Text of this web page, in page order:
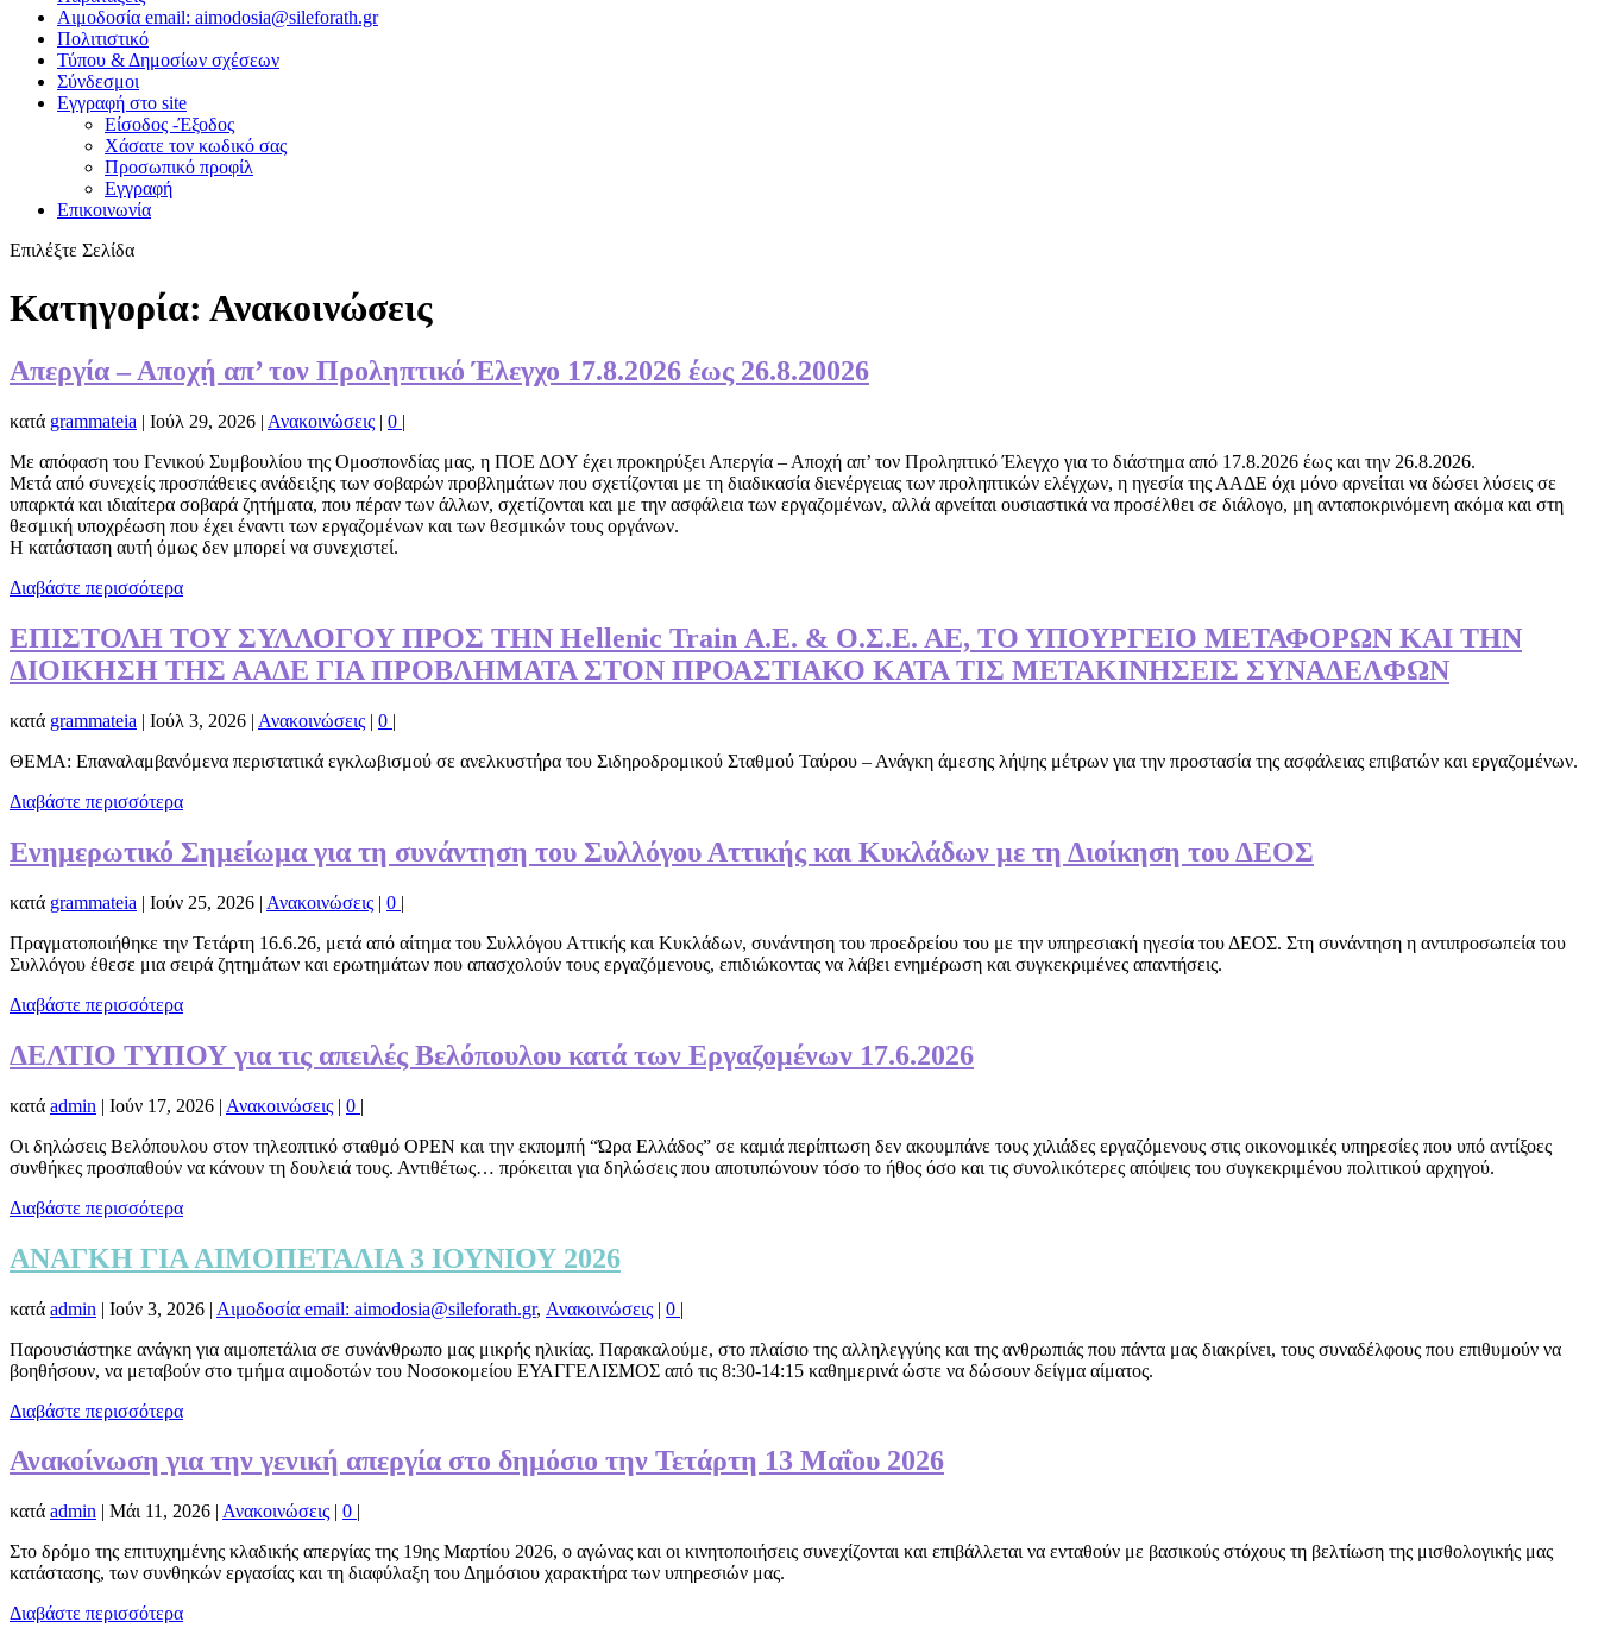
Αιμοδοσία email: aimodosia@sileforath.gr
Πολιτιστικό
Τύπου & Δημοσίων σχέσεων
Σύνδεσμοι
Εγγραφή στο site
Είσοδος -Έξοδος
Χάσατε τον κωδικό σας
Προσωπικό προφίλ
Εγγραφή
Επικοινωνία
Επιλέξτε Σελίδα
Κατηγορία: Ανακοινώσεις
Απεργία – Αποχή απ’ τον Προληπτικό Έλεγχο 17.8.2026 έως 26.8.20026
κατά grammateia | Ιούλ 29, 2026 | Ανακοινώσεις | 0 |
Με απόφαση του Γενικού Συμβουλίου της Ομοσπονδίας μας, η ΠΟΕ ΔΟY έχει προκηρύξει Απεργία – Αποχή απ’ τον Προληπτικό Έλεγχο για το διάστημα από 17.8.2026 έως και την 26.8.2026.
Μετά από συνεχείς προσπάθειες ανάδειξης των σοβαρών προβλημάτων που σχετίζονται με τη διαδικασία διενέργειας των προληπτικών ελέγχων, η ηγεσία της ΑΑΔΕ όχι μόνο αρνείται να δώσει λύσεις σε
υπαρκτά και ιδιαίτερα σοβαρά ζητήματα, που πέραν των άλλων, σχετίζονται και με την ασφάλεια των εργαζομένων, αλλά αρνείται ουσιαστικά να προσέλθει σε διάλογο, μη ανταποκρινόμενη ακόμα και στη
θεσμική υποχρέωση που έχει έναντι των εργαζομένων και των θεσμικών τους οργάνων.
Η κατάσταση αυτή όμως δεν μπορεί να συνεχιστεί.
Διαβάστε περισσότερα
ΕΠΙΣΤΟΛΗ ΤΟΥ ΣΥΛΛΟΓΟΥ ΠΡΟΣ ΤΗΝ Hellenic Train Α.Ε. & Ο.Σ.Ε. ΑΕ, ΤΟ ΥΠΟΥΡΓΕΙΟ ΜΕΤΑΦΟΡΩΝ ΚΑΙ ΤΗΝ
ΔΙΟΙΚΗΣΗ ΤΗΣ ΑΑΔΕ ΓΙΑ ΠΡΟΒΛΗΜΑΤΑ ΣΤΟΝ ΠΡΟΑΣΤΙΑΚΟ ΚΑΤΑ ΤΙΣ ΜΕΤΑΚΙΝΗΣΕΙΣ ΣΥΝΑΔΕΛΦΩΝ
κατά grammateia | Ιούλ 3, 2026 | Ανακοινώσεις | 0 |
ΘΕΜΑ: Επαναλαμβανόμενα περιστατικά εγκλωβισμού σε ανελκυστήρα του Σιδηροδρομικού Σταθμού Ταύρου – Ανάγκη άμεσης λήψης μέτρων για την προστασία της ασφάλειας επιβατών και εργαζομένων.
Διαβάστε περισσότερα
Ενημερωτικό Σημείωμα για τη συνάντηση του Συλλόγου Αττικής και Κυκλάδων με τη Διοίκηση του ΔΕΟΣ
κατά grammateia | Ιούν 25, 2026 | Ανακοινώσεις | 0 |
Πραγματοποιήθηκε την Τετάρτη 16.6.26, μετά από αίτημα του Συλλόγου Αττικής και Κυκλάδων, συνάντηση του προεδρείου του με την υπηρεσιακή ηγεσία του ΔΕΟΣ. Στη συνάντηση η αντιπροσωπεία του
Συλλόγου έθεσε μια σειρά ζητημάτων και ερωτημάτων που απασχολούν τους εργαζόμενους, επιδιώκοντας να λάβει ενημέρωση και συγκεκριμένες απαντήσεις.
Διαβάστε περισσότερα
ΔΕΛΤΙΟ ΤΥΠΟΥ για τις απειλές Βελόπουλου κατά των Εργαζομένων 17.6.2026
κατά admin | Ιούν 17, 2026 | Ανακοινώσεις | 0 |
Οι δηλώσεις Βελόπουλου στον τηλεοπτικό σταθμό OPEN και την εκπομπή “Ώρα Ελλάδος” σε καμιά περίπτωση δεν ακουμπάνε τους χιλιάδες εργαζόμενους στις οικονομικές υπηρεσίες που υπό αντίξοες
συνθήκες προσπαθούν να κάνουν τη δουλειά τους. Αντιθέτως… πρόκειται για δηλώσεις που αποτυπώνουν τόσο το ήθος όσο και τις συνολικότερες απόψεις του συγκεκριμένου πολιτικού αρχηγού.
Διαβάστε περισσότερα
ΑΝΑΓΚΗ ΓΙΑ ΑΙΜΟΠΕΤΑΛΙΑ 3 ΙΟΥΝΙΟΥ 2026
κατά admin | Ιούν 3, 2026 | Αιμοδοσία email: aimodosia@sileforath.gr, Ανακοινώσεις | 0 |
Παρουσιάστηκε ανάγκη για αιμοπετάλια σε συνάνθρωπο μας μικρής ηλικίας. Παρακαλούμε, στο πλαίσιο της αλληλεγγύης και της ανθρωπιάς που πάντα μας διακρίνει, τους συναδέλφους που επιθυμούν να
βοηθήσουν, να μεταβούν στο τμήμα αιμοδοτών του Νοσοκομείου ΕΥΑΓΓΕΛΙΣΜΟΣ από τις 8:30-14:15 καθημερινά ώστε να δώσουν δείγμα αίματος.
Διαβάστε περισσότερα
Ανακοίνωση για την γενική απεργία στο δημόσιο την Τετάρτη 13 Μαΐου 2026
κατά admin | Μάι 11, 2026 | Ανακοινώσεις | 0 |
Στο δρόμο της επιτυχημένης κλαδικής απεργίας της 19ης Μαρτίου 2026, ο αγώνας και οι κινητοποιήσεις συνεχίζονται και επιβάλλεται να ενταθούν με βασικούς στόχους τη βελτίωση της μισθολογικής μας
κατάστασης, των συνθηκών εργασίας και τη διαφύλαξη του Δημόσιου χαρακτήρα των υπηρεσιών μας.
Διαβάστε περισσότερα